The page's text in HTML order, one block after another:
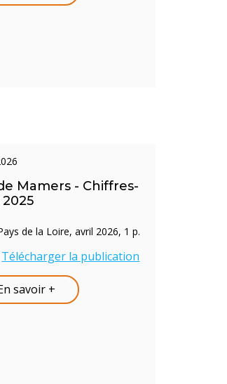
Mamers - Chiffres-
de la Loire, avril 2026, 1 p.
Télécharger la publication
savoir +